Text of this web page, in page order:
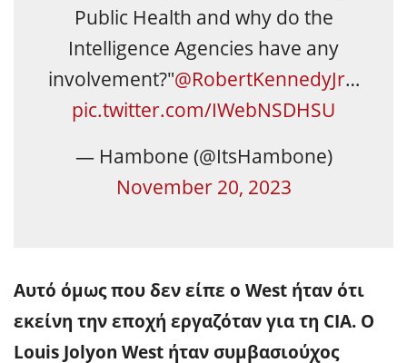
Public Health and why do the
Intelligence Agencies have any
involvement?"@RobertKennedyJr…
pic.twitter.com/IWebNSDHSU
— Hambone (@ItsHambone)
November 20, 2023
Αυτό όμως που δεν είπε ο West ήταν ότι
εκείνη την εποχή εργαζόταν για τη CIA. Ο
Louis Jolyon West ήταν συμβασιούχος